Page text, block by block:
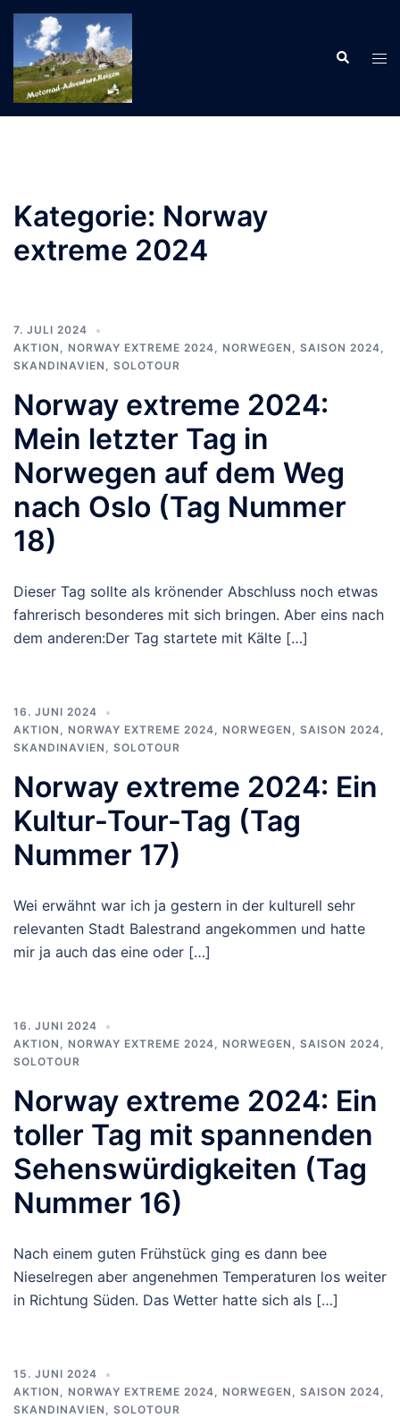
Zum
Inhalt
springen
Suche
Kategorie: Norway
extreme 2024
7. JULI 2024
AKTION , NORWAY EXTREME 2024, NORWEGEN , SAISON 2024,
SKANDINAVIEN , SOLOTOUR
Norway extreme 2024:
Mein letzter Tag in
Norwegen auf dem Weg
nach Oslo (Tag Nummer
18)
Dieser Tag sollte als krönender Abschluss noch etwas
fahrerisch besonderes mit sich bringen. Aber eins nach
dem anderen:Der Tag startete mit Kälte […]
16. JUNI 2024
AKTION , NORWAY EXTREME 2024, NORWEGEN , SAISON 2024,
SKANDINAVIEN , SOLOTOUR
Norway extreme 2024: Ein
Kultur-Tour-Tag (Tag
Nummer 17)
Wei erwähnt war ich ja gestern in der kulturell sehr
relevanten Stadt Balestrand angekommen und hatte
mir ja auch das eine oder […]
16. JUNI 2024
AKTION , NORWAY EXTREME 2024, NORWEGEN , SAISON 2024,
SOLOTOUR
Norway extreme 2024: Ein
toller Tag mit spannenden
Sehenswürdigkeiten (Tag
Nummer 16)
Nach einem guten Frühstück ging es dann bee
Nieselregen aber angenehmen Temperaturen los weiter
in Richtung Süden. Das Wetter hatte sich als […]
15. JUNI 2024
AKTION , NORWAY EXTREME 2024, NORWEGEN , SAISON 2024,
SKANDINAVIEN , SOLOTOUR